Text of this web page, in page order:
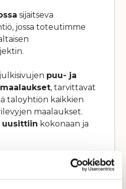
sijaitseva
jossa toteutimme
puu- ja
, tarvittavat
taloyhtiön kaikkien
maalaukset.
uusittiin kokonaan ja
punajäkälän